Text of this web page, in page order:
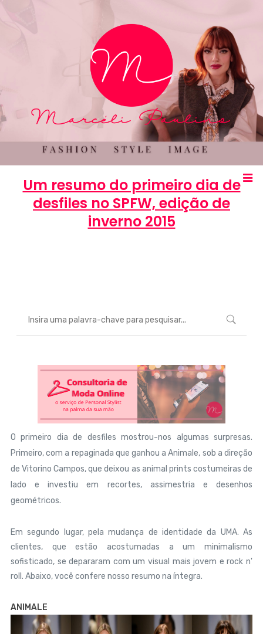
Um resumo do primeiro dia de
desfiles no SPFW, edição de
inverno 2015
O primeiro dia de desfiles mostrou-nos algumas surpresas.
Primeiro, com a repaginada que ganhou a Animale, sob a direção
de Vitorino Campos, que deixou as animal prints costumeiras de
lado e investiu em recortes, assimestria e desenhos
geométricos.
Em segundo lugar, pela mudança de identidade da UMA. As
clientes, que estão acostumadas a um minimalismo
sofisticado, se depararam com um visual mais jovem e rock n'
roll. Abaixo, você confere nosso resumo na íntegra.
ANIMALE